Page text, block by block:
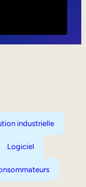
industrielle
Logiciel